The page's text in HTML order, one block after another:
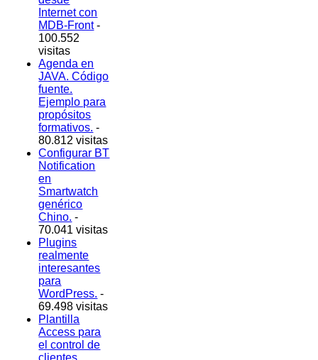
Internet con
MDB-Front-
100.552
visitas
Agenda en
JAVA. Código
fuente.
Ejemplo para
propósitos
formativos. -
80.812 visitas
Configurar BT
Notification
en
Smartwatch
genérico
Chino. -
70.041 visitas
Plugins
realmente
interesantes
para
WordPress. -
69.498 visitas
Plantilla
Access para
el control de